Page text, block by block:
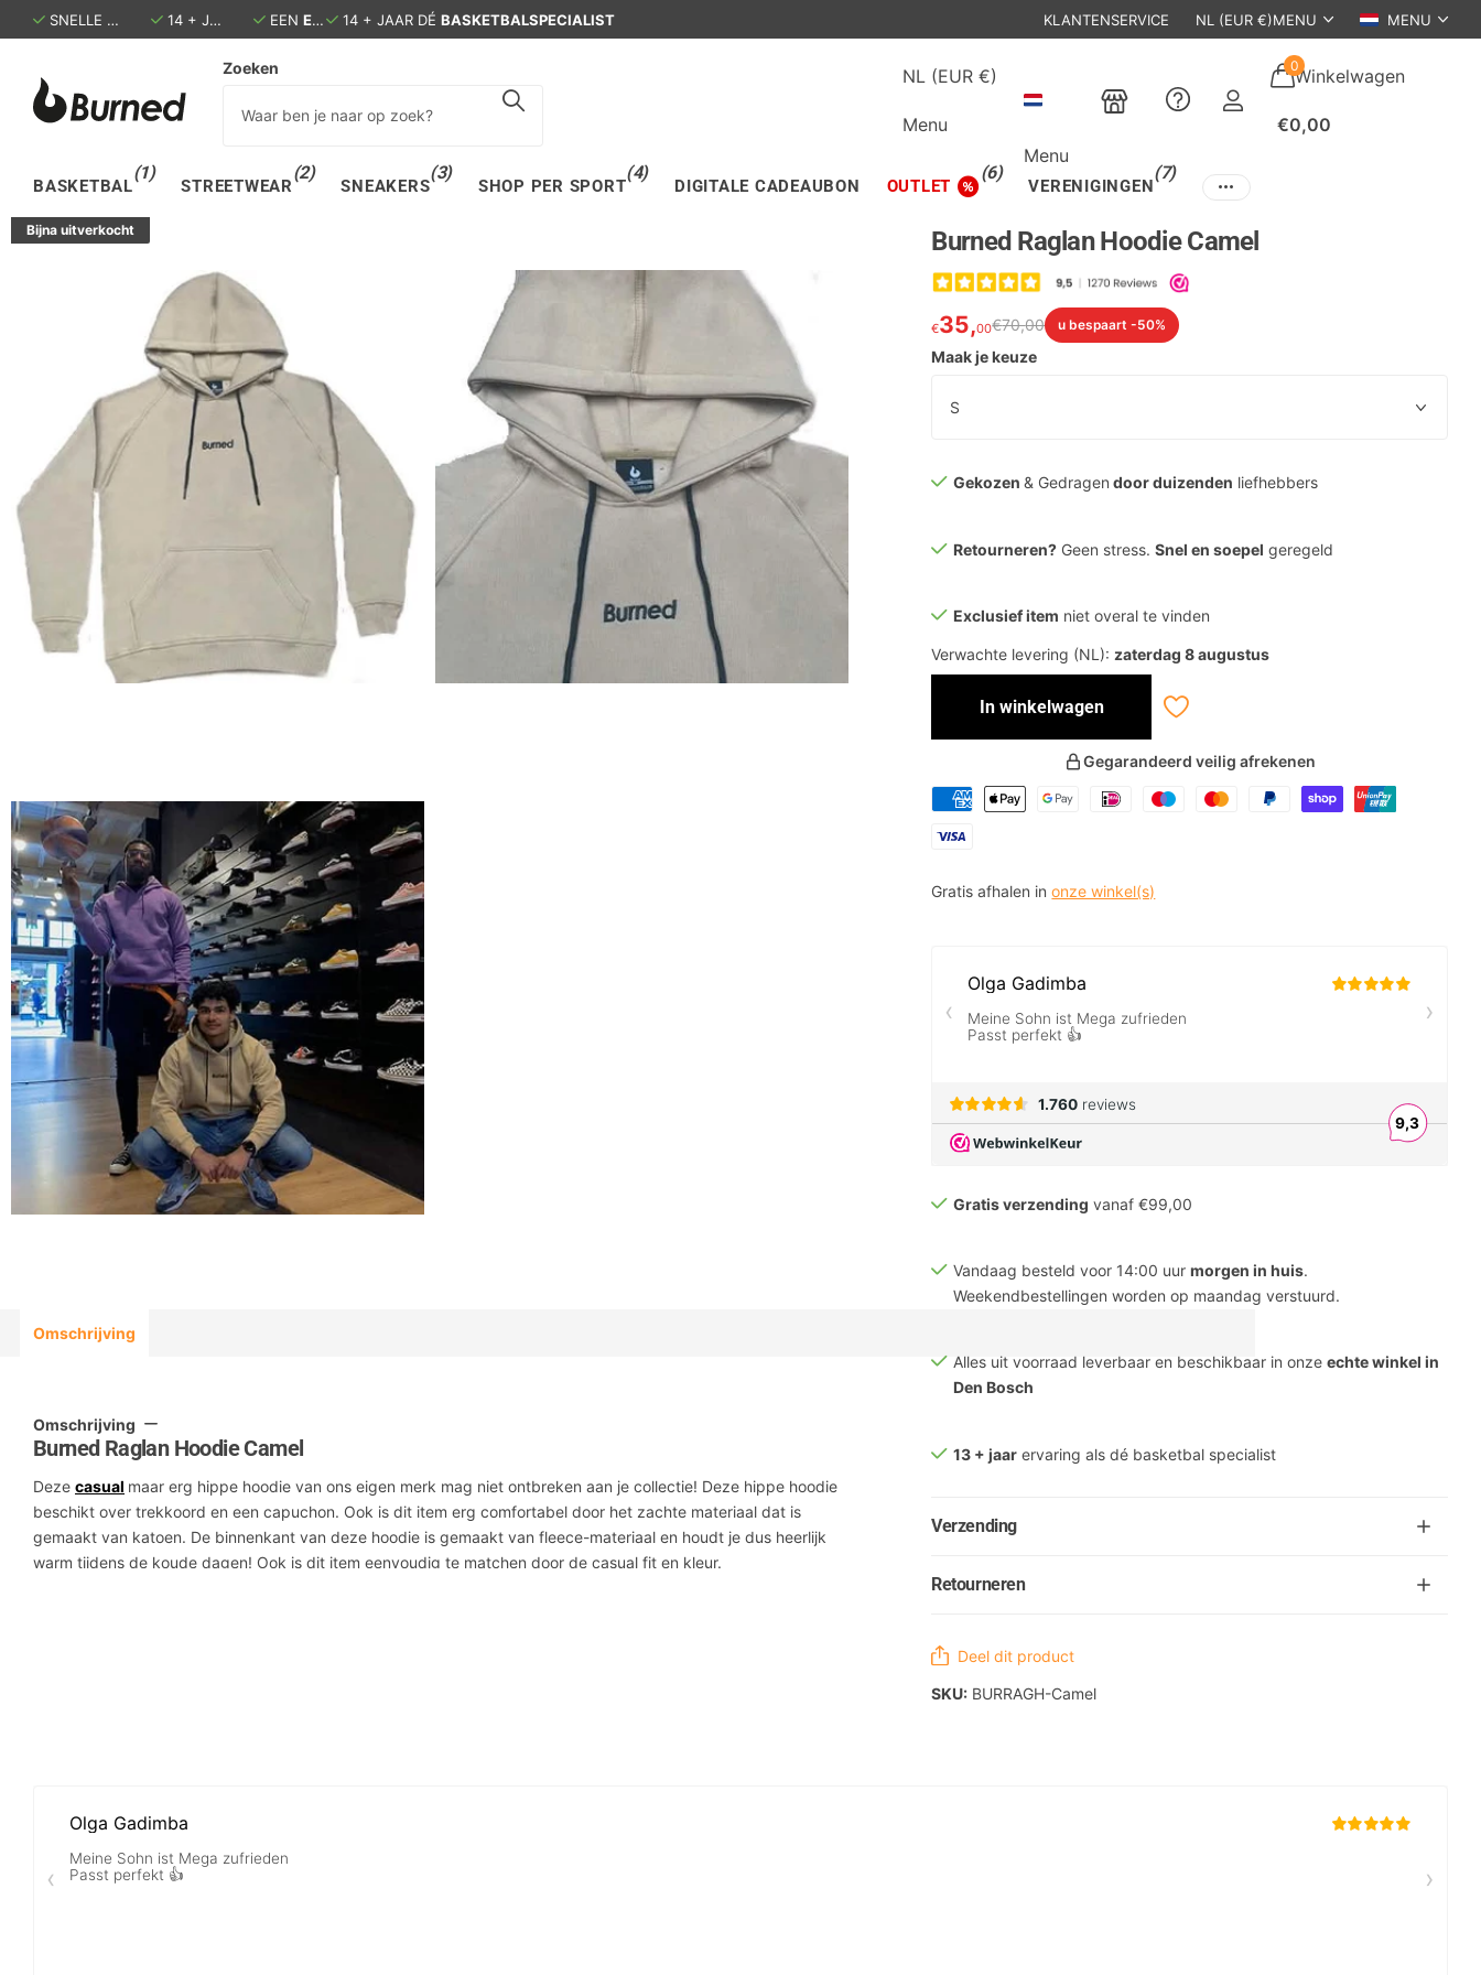
SNELLE LEVERING: BINNEN 1 - 3 DAGEN IN HUIS
14 + JAAR DÉ BASKETBALSPECIALIST
EENECHTE WINKEL IN DEN BOSCH
14 + JAAR DÉ BASKETBALSPECIALIST EENECHTE WINKEL IN DEN BOSCH
KLANTENSERVICE NL (EUR €)MENU MENU
Zoeken NL (EUR €)
Menu
Menu
Winkelwagen
0
€0,00
BASKETBAL
(1)
STREETWEAR
(2)
SNEAKERS
(3)
SHOP PER SPORT
(4)
DIGITALE CADEAUBON OUTLET
(6)
VERENIGINGEN
(7)
Bijna uitverkocht
Omschrijving
Omschrijving
Burned Raglan Hoodie Camel
Deze casual maar erg hippe hoodie van ons eigen merk mag niet ontbreken aan je collectie! Deze hippe hoodie
beschikt over trekkoord en een capuchon. Ook is dit item erg comfortabel door het zachte materiaal dat is
gemaakt van katoen. De binnenkant van deze hoodie is gemaakt van fleece-materiaal en houdt je dus heerlijk
warm tijdens de koude dagen! Ook is dit item eenvoudig te matchen door de casual fit en kleur.
Waarom een ​​Hoodie bij Burned kopen?
Gratis verzending & gratis retourneren voor alle aankopen
100 dagen fabrieksgarantie (uitgezonderd slijtage)
Burned Raglan Hoodie Camel
€35,00€70,00 u bespaart -50%
Maak je keuze
Gekozen& Gedragen door duizenden liefhebbers
Retourneren? Geen stress.Snel en soepel geregeld
Exclusief item niet overal te vinden
Verwachte levering (NL): zaterdag 8 augustus
In winkelwagen
Gegarandeerd veilig afrekenen
Gratis afhalen inonze winkel(s)
Gratis verzending vanaf €99,00
Vandaag besteld voor 14:00 uurmorgen in huis.
Weekendbestellingen worden op maandag verstuurd.
Alles uit voorraad leverbaar en beschikbaar in onzeechte winkel in
Den Bosch
13 + jaar ervaring als dé basketbal specialist
Verzending
Retourneren
Deel dit product
SKU: BURRAGH-Camel